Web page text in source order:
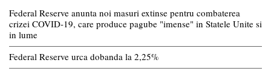
Federal Reserve anunta noi masuri extinse pentru combaterea
crizei COVID-19, care produce pagube "imense" in Statele Unite si
in lume
Federal Reserve urca dobanda la 2,25%